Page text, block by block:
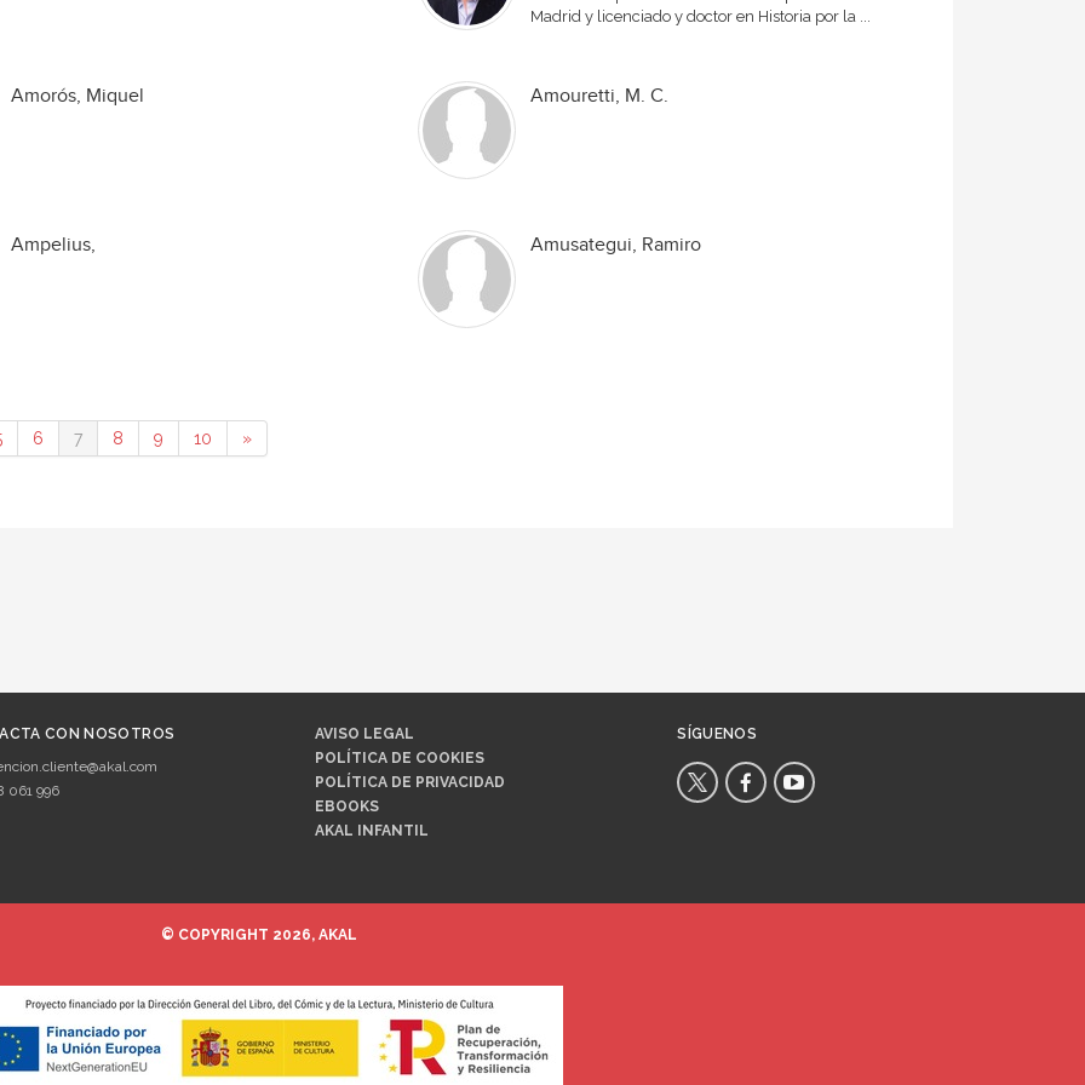
Madrid y licenciado y doctor en Historia por la ...
Amorós, Miquel Amouretti, M. C.
Ampelius, Amusategui, Ramiro
6 7 8 9 10 »
CON NOSOTROS
061 996
AVISO LEGAL
POLÍTICA DE COOKIES
POLÍTICA DE PRIVACIDAD
EBOOKS
AKAL INFANTIL
SÍGUENOS
© COPYRIGHT 2026, AKAL